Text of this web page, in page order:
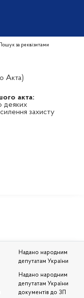
Пошук за реквізитами
Акта)
акта:
деяких
захисту
Надано народним
депутатам України
Надано народним
депутатам України
документів до ЗП